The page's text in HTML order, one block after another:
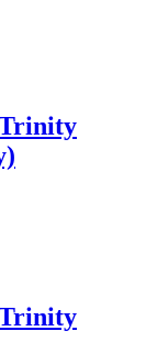
Trinity
Trinity